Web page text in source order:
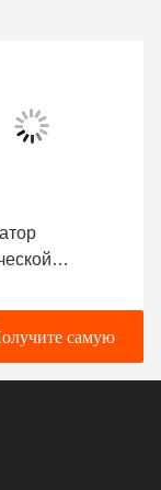
температур
300 °C
самую